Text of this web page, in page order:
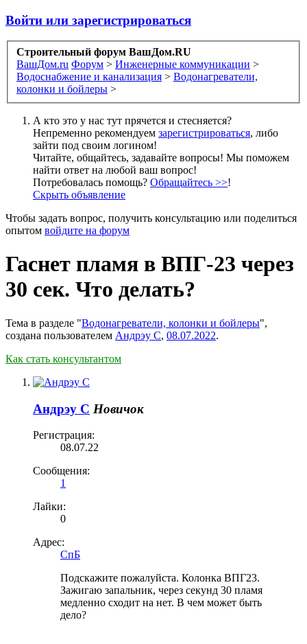
Войти или зарегистрироваться
Строительный форум ВашДом.RU
ВашДом.ru Форум > Инженерные коммуникации >
Водоснабжение и канализация > Водонагреватели,
колонки и бойлеры >
А кто это у нас тут прячется и стесняется?
Непременно рекомендуем зарегистрироваться, либо
зайти под своим логином!
Читайте, общайтесь, задавайте вопросы! Мы поможем
найти ответ на любой ваш вопрос!
Потребовалась помощь? Обращайтесь >>!
Скрыть объявление
Чтобы задать вопрос, получить консультацию или поделиться
опытом войдите на форум
Гаснет пламя в ВПГ-23 через
30 сек. Что делать?
Тема в разделе "Водонагреватели, колонки и бойлеры",
создана пользователем Андрэу С, 08.07.2022.
Как стать консультантом
Андрэу С Новичок
Регистрация:
08.07.22
Сообщения:
1
Лайки:
0
Адрес:
СпБ
Подскажите пожалуйста. Колонка ВПГ23.
Зажигаю запальник, через секунд 30 пламя
медленно сходит на нет. В чем может быть
дело?